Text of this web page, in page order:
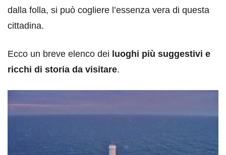
dalla folla, si può cogliere l’essenza vera di questa
cittadina.
Ecco un breve elenco dei luoghi più suggestivi e
ricchi di storia da visitare.